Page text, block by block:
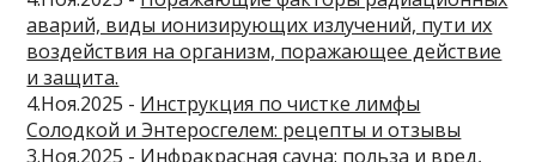
аварий, виды ионизирующих излучений, пути их
воздействия на организм, поражающее действие
и защита.
4.Ноя.2025 - Инструкция по чистке лимфы
Солодкой и Энтеросгелем: рецепты и отзывы
3.Ноя.2025 - Инфракрасная сауна: польза и вред,